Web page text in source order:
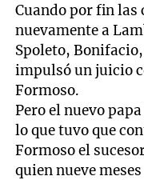
Cuando por fin
nuevamente a
Spoleto,
impulsó un juicio
Formoso.
Pero el nuevo
lo que tuvo que
Formoso el
quien nueve